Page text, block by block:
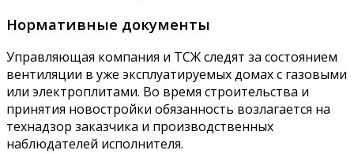
Нормативные документы
Управляющая компания и ТСЖ следят за состоянием
вентиляции в уже эксплуатируемых домах с газовыми
или электроплитами. Во время строительства и
принятия новостройки обязанность возлагается на
технадзор заказчика и производственных
наблюдателей исполнителя.